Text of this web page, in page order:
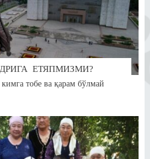
ЕТЯПМИЗМИ?
тобе ва қарам бўлмай